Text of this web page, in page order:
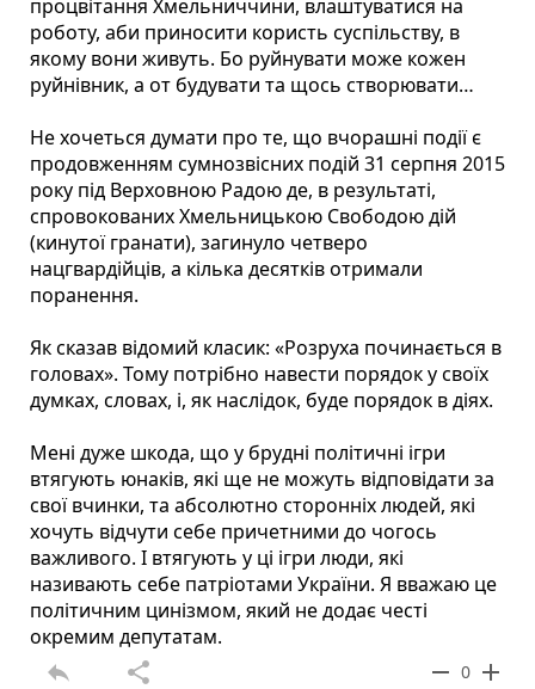
процвітання Хмельниччини, влаштуватися на
роботу, аби приносити користь суспільству, в
якому вони живуть. Бо руйнувати може кожен
руйнівник, а от будувати та щось створювати…
Не хочеться думати про те, що вчорашні події є
продовженням сумнозвісних подій 31 серпня 2015
року під Верховною Радою де, в результаті,
спровокованих Хмельницькою Свободою дій
(кинутої гранати), загинуло четверо
нацгвардійців, а кілька десятків отримали
поранення.
Як сказав відомий класик: «Розруха починається в
головах». Тому потрібно навести порядок у своїх
думках, словах, і, як наслідок, буде порядок в діях.
Мені дуже шкода, що у брудні політичні ігри
втягують юнаків, які ще не можуть відповідати за
свої вчинки, та абсолютно сторонніх людей, які
хочуть відчути себе причетними до чогось
важливого. І втягують у ці ігри люди, які
називають себе патріотами України. Я вважаю це
політичним цинізмом, який не додає честі
окремим депутатам.
reply share remove 0 add